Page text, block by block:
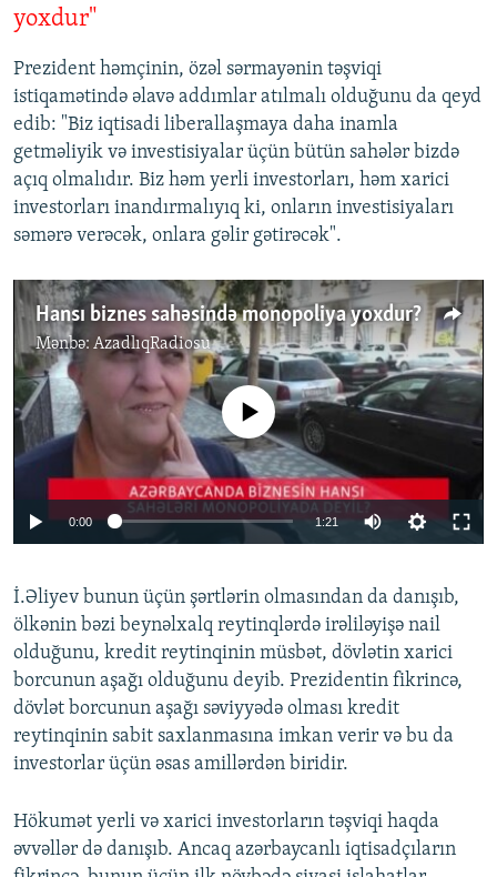
yoxdur"
Prezident həmçinin, özəl sərmayənin təşviqi
istiqamətində əlavə addımlar atılmalı olduğunu da qeyd
edib: "Biz iqtisadi liberallaşmaya daha inamla
getməliyik və investisiyalar üçün bütün sahələr bizdə
açıq olmalıdır. Biz həm yerli investorları, həm xarici
investorları inandırmalıyıq ki, onların investisiyaları
səmərə verəcək, onlara gəlir gətirəcək".
Hansı biznes sahəsində monopoliya yoxdur?
Mənbə: AzadlıqRadiosu
No media source currently available
0:00 1:21
İ.Əliyev bunun üçün şərtlərin olmasından da danışıb,
ölkənin bəzi beynəlxalq reytinqlərdə irəliləyişə nail
olduğunu, kredit reytinqinin müsbət, dövlətin xarici
borcunun aşağı olduğunu deyib. Prezidentin fikrincə,
dövlət borcunun aşağı səviyyədə olması kredit
reytinqinin sabit saxlanmasına imkan verir və bu da
investorlar üçün əsas amillərdən biridir.
Hökumət yerli və xarici investorların təşviqi haqda
əvvəllər də danışıb. Ancaq azərbaycanlı iqtisadçıların